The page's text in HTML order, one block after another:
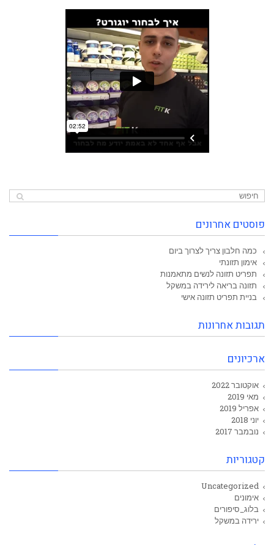
פוסטים אחרונים
כמה חלבון צריך לצרוך ביום
אימון תזונתי
תפריט תזונה לנשים מתאמנות
תזונה בריאה לירידה במשקל
בניית תפריט תזונה אישי
תגובות אחרונות
ארכיונים
אוקטובר 2022
מאי 2019
אפריל 2019
יוני 2018
נובמבר 2017
קטגוריות
Uncategorized
אימונים
בלוג_סיפורים
ירידה במשקל